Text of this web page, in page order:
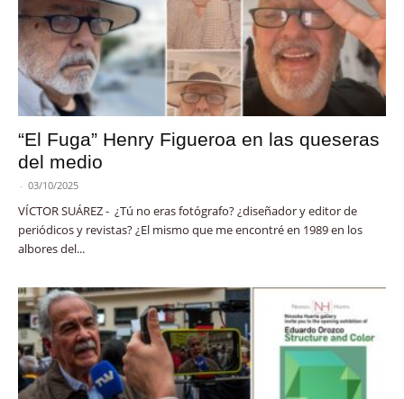
“El Fuga” Henry Figueroa en las queseras
del medio
- 03/10/2025
VÍCTOR SUÁREZ - ¿Tú no eras fotógrafo? ¿diseñador y editor de
periódicos y revistas? ¿El mismo que me encontré en 1989 en los
albores del...